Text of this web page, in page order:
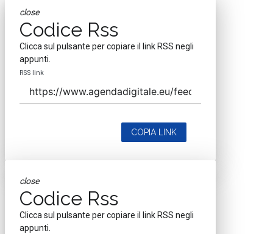
close
Codice Rss
Clicca sul pulsante per copiare il link RSS negli
appunti.
RSS link
COPIA LINK
close
Codice Rss
Clicca sul pulsante per copiare il link RSS negli
appunti.